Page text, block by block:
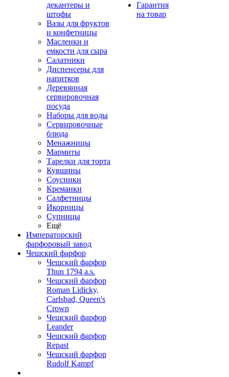
декантеры и
штофы
Вазы для фруктов
и конфетницы
Масленки и
емкости для сыра
Салатники
Диспенсеры для
напитков
Деревянная
сервировочная
посуда
Наборы для воды
Сервировочные
блюда
Менажницы
Мармиты
Тарелки для торта
Кувшины
Соусники
Креманки
Салфетницы
Икорницы
Супницы
Ещё
Императорский
фарфоровый завод
Чешский фарфор
Чешский фарфор
Thun 1794 a.s.
Чешский фарфор
Roman Lidicky,
Carlsbad, Queen's
Crown
Чешский фарфор
Leander
Чешский фарфор
Repast
Чешский фарфор
Rudolf Kampf
Гарантия
на товар